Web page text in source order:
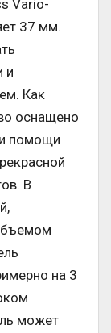
Vario-
37 мм.
и
Как
оснащено
помощи
В
на 3
может